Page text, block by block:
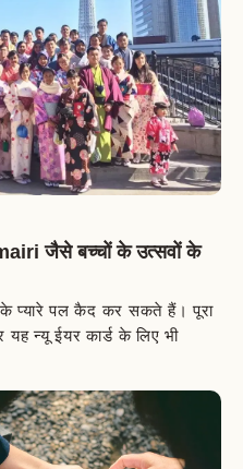
जैसे बच्चों के उत्सवों के
प्यारे पल कैद कर सकते हैं। पूरा
न्यू ईयर कार्ड के लिए भी